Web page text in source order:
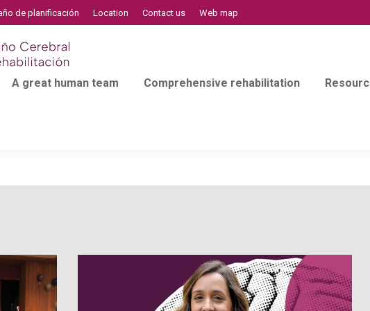
de planificación Location Contact us Web map
A great human team Comprehensive rehabilitation